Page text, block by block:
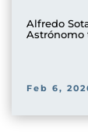
Alfredo
Astrónomo
Feb 6,